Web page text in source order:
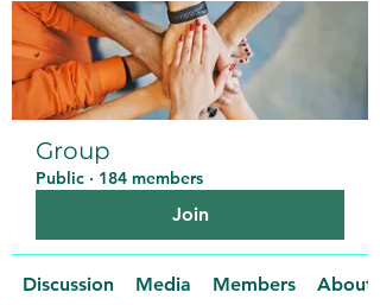
Group
Public · 184 members
Join
Discussion Media Members About